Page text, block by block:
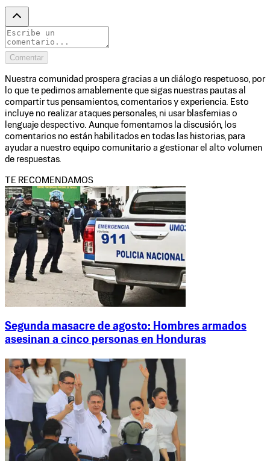
Comentar
Nuestra comunidad prospera gracias a un diálogo respetuoso, por
lo que te pedimos amablemente que sigas nuestras pautas al
compartir tus pensamientos, comentarios y experiencia. Esto
incluye no realizar ataques personales, ni usar blasfemias o
lenguaje despectivo. Aunque fomentamos la discusión, los
comentarios no están habilitados en todas las historias, para
ayudar a nuestro equipo comunitario a gestionar el alto volumen
de respuestas.
TE RECOMENDAMOS
Segunda masacre de agosto: Hombres armados
asesinan a cinco personas en Honduras